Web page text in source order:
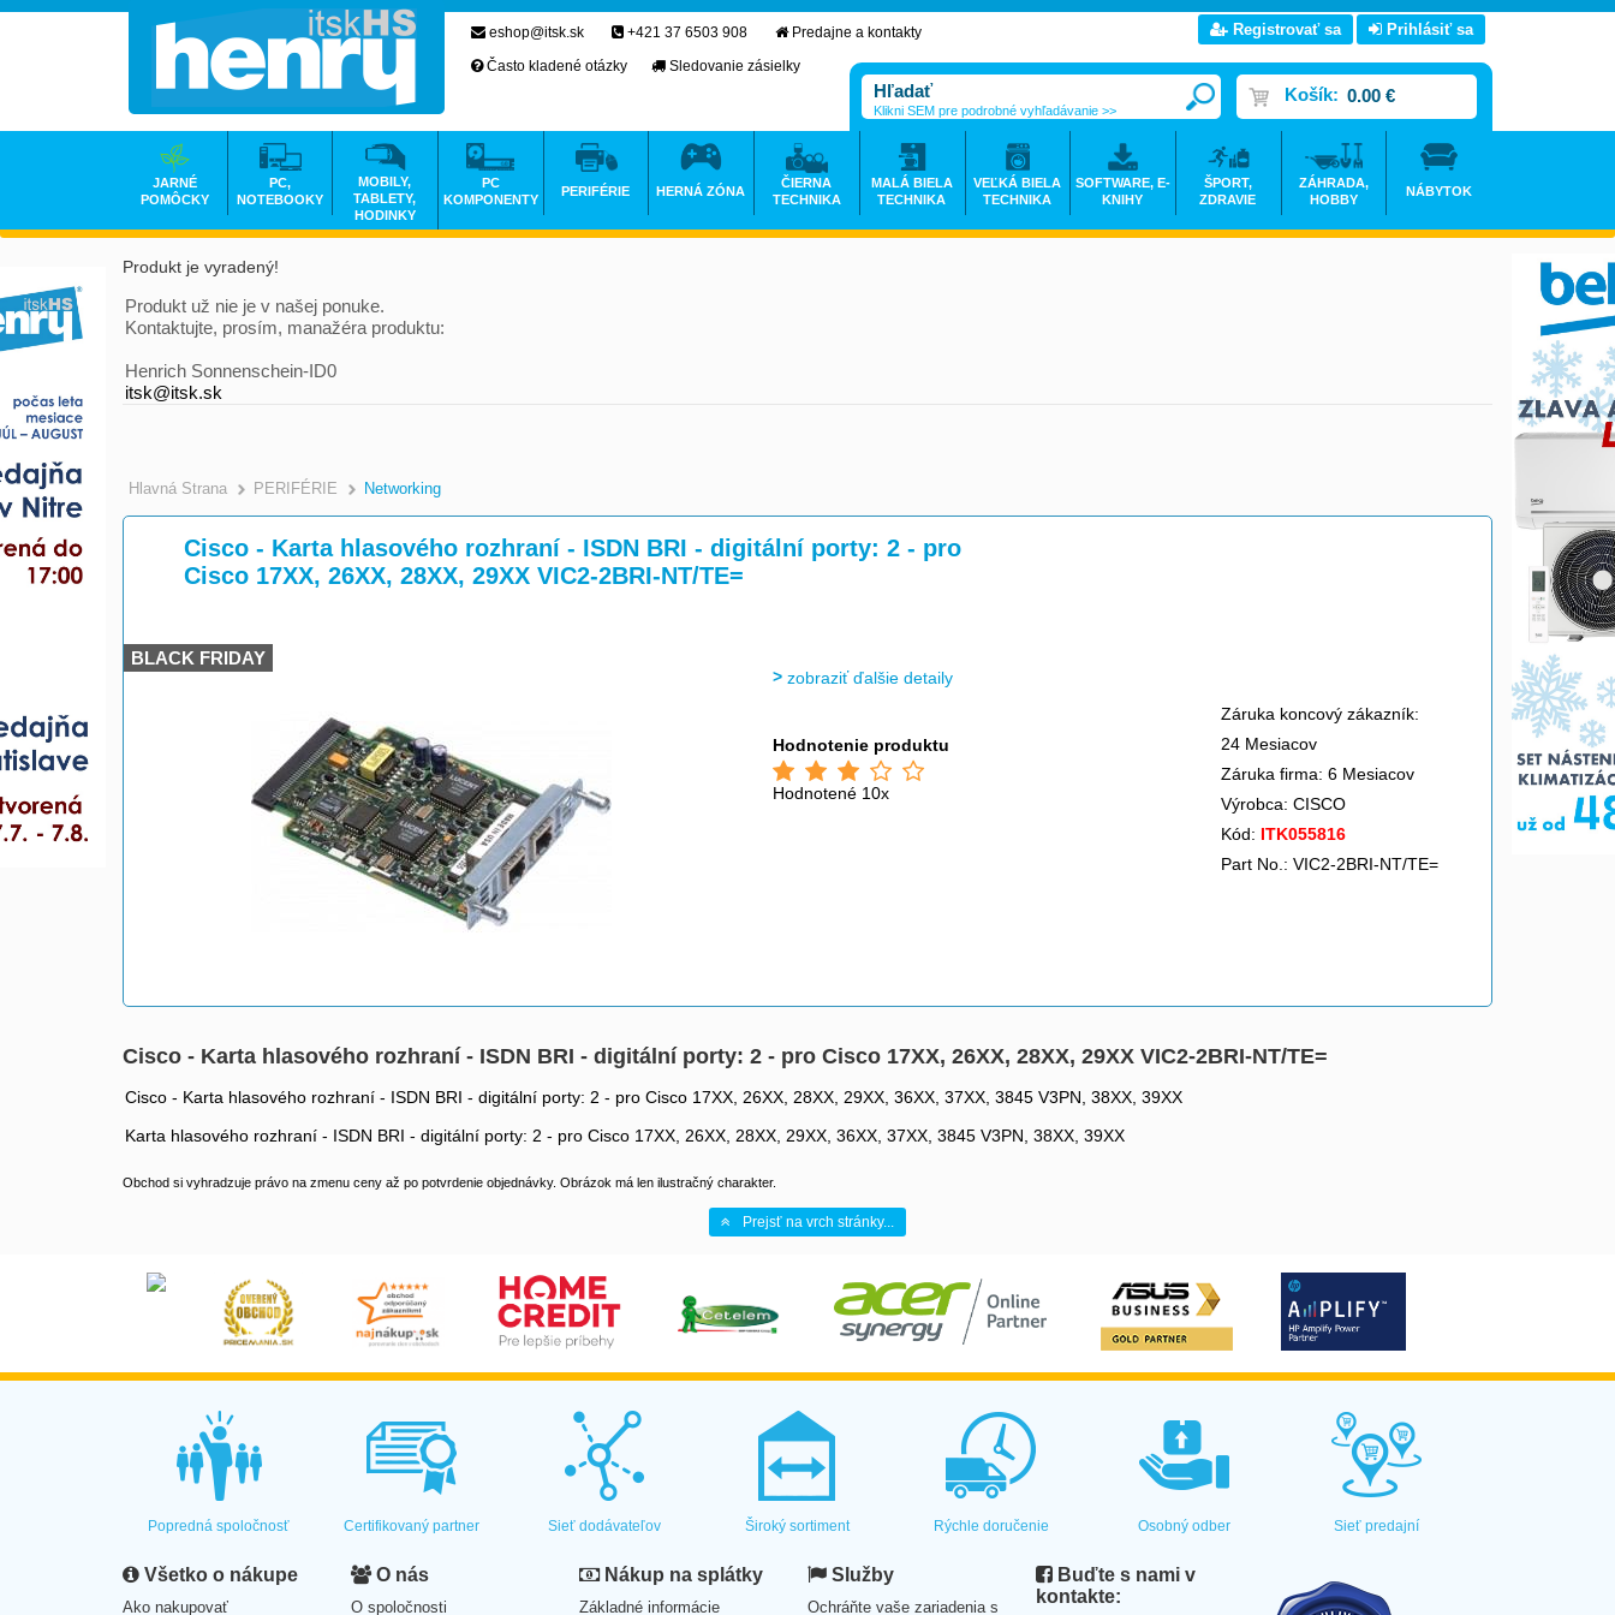
Produkt je vyradený!
Produkt už nie je v našej ponuke.
Kontaktujte, prosím, manažéra produktu:
Henrich Sonnenschein-ID0
itsk@itsk.sk
Hlavná Strana >
PERIFÉRIE >
Networking
Cisco - Karta hlasového rozhraní - ISDN BRI - digitální porty: 2 - pro
Cisco 17XX, 26XX, 28XX, 29XX VIC2-2BRI-NT/TE=
BLACK FRIDAY
zobraziť ďalšie detaily
Hodnotenie produktu
Hodnotené 10x
Záruka koncový zákazník:
24 Mesiacov
Záruka firma: 6 Mesiacov
Výrobca: CISCO
Kód: ITK055816
Part No.: VIC2-2BRI-NT/TE=
Cisco - Karta hlasového rozhraní - ISDN BRI - digitální porty: 2 - pro Cisco 17XX, 26XX, 28XX, 29XX VIC2-2BRI-NT/TE=
Cisco - Karta hlasového rozhraní - ISDN BRI - digitální porty: 2 - pro Cisco 17XX, 26XX, 28XX, 29XX, 36XX, 37XX, 3845 V3PN, 38XX, 39XX
Karta hlasového rozhraní - ISDN BRI - digitální porty: 2 - pro Cisco 17XX, 26XX, 28XX, 29XX, 36XX, 37XX, 3845 V3PN, 38XX, 39XX
Obchod si vyhradzuje právo na zmenu ceny až po potvrdenie objednávky. Obrázok má len ilustračný charakter.
Prejsť na vrch stránky...
eshop@itsk.sk +421 37 6503 908
Predajne a kontakty
Často kladené otázky
Sledovanie zásielky
Registrovať sa Prihlásiť sa
Košík: 0.00 €
Klikni SEM pre podrobné vyhľadávanie >>
JARNÉ
POMÔCKY
PC,
NOTEBOOKY
MOBILY,
TABLETY,
HODINKY
PC
KOMPONENTY
PERIFÉRIE HERNÁ ZÓNA
ČIERNA
TECHNIKA
MALÁ BIELA
TECHNIKA
VEĽKÁ BIELA
TECHNIKA
SOFTWARE, E-
KNIHY
ŠPORT,
ZDRAVIE
ZÁHRADA,
HOBBY
NÁBYTOK
Popredná spoločnosť Certifikovaný partner Sieť dodávateľov Široký sortiment Rýchle doručenie Osobný odber Sieť predajní
Všetko o nákupe
Ako nakupovať
O nás
O spoločnosti
Nákup na splátky
Základné informácie
Služby
Ochráňte vaše zariadenia s
Buďte s nami v
kontakte: